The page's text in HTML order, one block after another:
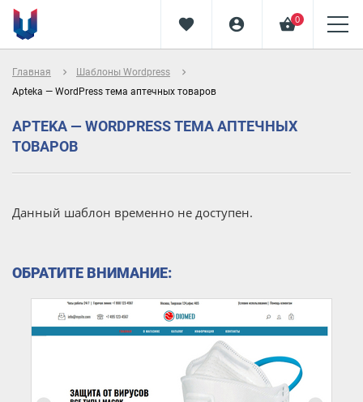
favorite account_circle shopping_basket0
Главная navigate_next Шаблоны Wordpress
navigate_next
Apteka — WordPress тема аптечных товаров
APTEKA — WORDPRESS ТЕМА АПТЕЧНЫХ
ТОВАРОВ
Данный шаблон временно не доступен.
ОБРАТИТЕ ВНИМАНИЕ: